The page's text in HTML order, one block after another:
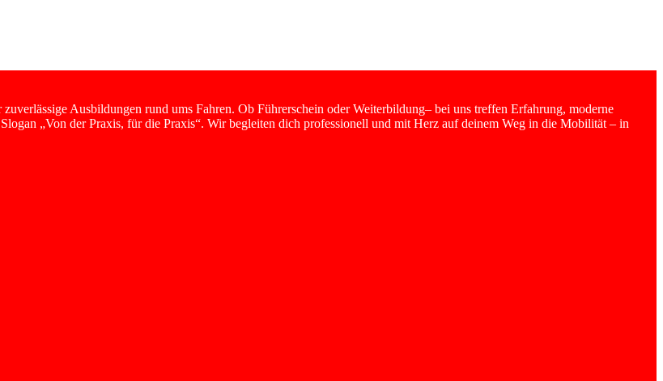
Ausbildungen rund ums Fahren. Ob Führerschein oder Weiterbildung– bei uns treffen Erfahrung, moderne
„Von der Praxis, für die Praxis“. Wir begleiten dich professionell und mit Herz auf deinem Weg in die Mobilität – in